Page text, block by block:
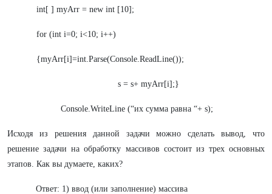
int[ ] myArr = new int [10];
for (int i=0; i<10; i++)
{myArr[i]=int.Parse(Console.ReadLine());
s = s+ myArr[i];}
Console.WriteLine (“их сумма равна “+ s);
Исходя из решения данной задачи можно сделать вывод, что
решение задачи на обработку массивов состоит из трех основных
этапов. Как вы думаете, каких?
Ответ: 1) ввод (или заполнение) массива